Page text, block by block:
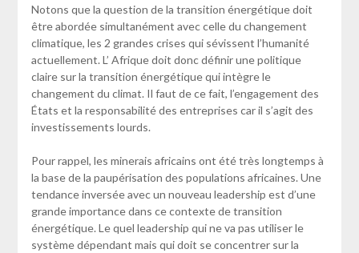
Notons que la question de la transition énergétique doit
être abordée simultanément avec celle du changement
climatique, les 2 grandes crises qui sévissent l’humanité
actuellement. L’ Afrique doit donc définir une politique
claire sur la transition énergétique qui intègre le
changement du climat. Il faut de ce fait, l’engagement des
États et la responsabilité des entreprises car il s’agit des
investissements lourds.
Pour rappel, les minerais africains ont été très longtemps à
la base de la paupérisation des populations africaines. Une
tendance inversée avec un nouveau leadership est d’une
grande importance dans ce contexte de transition
énergétique. Le quel leadership qui ne va pas utiliser le
système dépendant mais qui doit se concentrer sur la